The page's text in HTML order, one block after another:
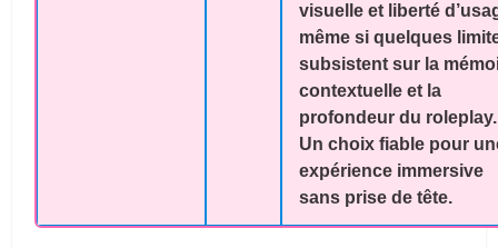
visuelle et liberté
même si quelques
subsistent sur la
contextuelle et la
profondeur du roleplay.
Un choix fiable pour
expérience immersive
sans prise de tête.